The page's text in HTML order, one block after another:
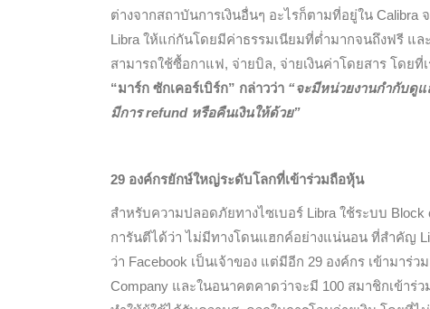
ต่างจากสถาบันการเงินอื่นๆ อะไรก็ตามที่อยู่ใน Calibra
Libra ให้แก่กันโดยมีค่าธรรมเนียมที่ต่ำมากจนถึงฟรี แ
สามารถใช้ซื้อกาแฟ, จ่ายบิล, จ่ายเงินค่าโดยสาร โดย
“มาร์ก ซักเคอร์เบิร์ก” กล่าวว่า “จะมีหน่วยงานกำกับดูแ
มีการ refund หรือคืนเงินให้ด้วย”
29 องค์กรยักษ์ใหญ่ระดับโลกที่เข้าร่วมถือหุ้น
สำหรับความปลอดภัยทางไซเบอร์ Libra ใช้ระบบ
การันตีได้ว่า ไม่มีทางโดนแฮกค์อย่างแน่นอน ที่สำคัญ
ว่า Facebook เป็นเจ้าของ แต่มีอีก 29 องค์กร เข้ามา
Company และในอนาคตคาดว่าจะมี 100 สมาชิกเข้าร่